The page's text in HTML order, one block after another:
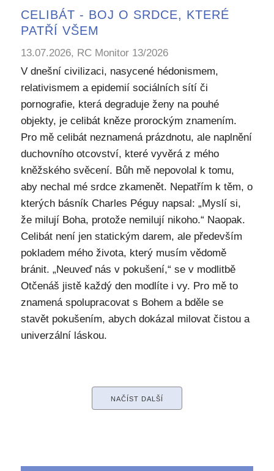
CELIBÁT - BOJ O SRDCE, KTERÉ
PATŘÍ VŠEM
13.07.2026, RC Monitor 13/2026
V dnešní civilizaci, nasycené hédonismem,
relativismem a epidemií sociálních sítí či
pornografie, která degraduje ženy na pouhé
objekty, je celibát kněze prorockým znamením.
Pro mě celibát neznamená prázdnotu, ale naplnění
duchovního otcovství, které vyvěrá z mého
kněžského svěcení. Bůh mě nepovolal k tomu,
aby nechal mé srdce zkamenět. Nepatřím k těm, o
kterých básník Charles Péguy napsal: „Myslí si,
že milují Boha, protože nemilují nikoho.“ Naopak.
Celibát není jen statickým darem, ale především
pokladem mého života, který musím vědomě
bránit. „Neuveď nás v pokušení,“ se v modlitbě
Otčenáš jistě každý den modlíte i vy. Pro mě to
znamená spolupracovat s Bohem a bděle se
stavět pokušením, abych dokázal milovat čistou a
univerzální láskou.
NAČÍST DALŠÍ